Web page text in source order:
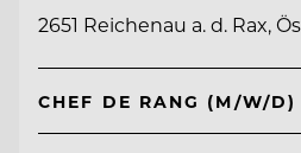
2651 Reichenau a. d. Rax,
CHEF DE RANG (M/W/